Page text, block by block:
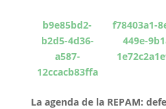
b9e85bd2-
b2d5-4d36-
a587-
12ccacb83ffa
f78403a1-
449e-
La agenda de la REPAM: